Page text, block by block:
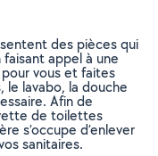
des pièces qui
appel à une
vous et faites
lavabo, la douche
Afin de
de toilettes
s’occupe d’enlever
sanitaires.